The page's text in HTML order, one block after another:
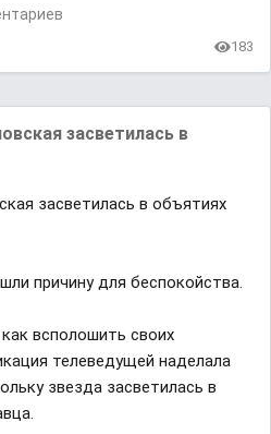
183
засветилась в
засветилась в объятиях
причину для беспокойства.
всполошить своих
телеведущей наделала
звезда засветилась в